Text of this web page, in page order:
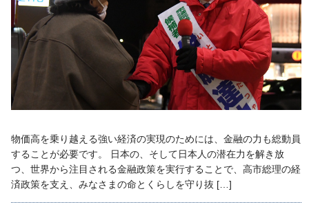
物価高を乗り越える強い経済の実現のためには、金融の力も総動員
することが必要です。 日本の、そして日本人の潜在力を解き放
つ、世界から注目される金融政策を実行することで、高市総理の経
済政策を支え、みなさまの命とくらしを守り抜 […]